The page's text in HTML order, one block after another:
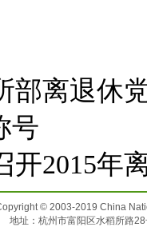
部离退休
号
开2015年
© 2003-2019 China
地址：杭州市富阳区水稻所路